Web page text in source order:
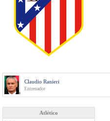
Claudio Ranieri
Entrenador
Atlético